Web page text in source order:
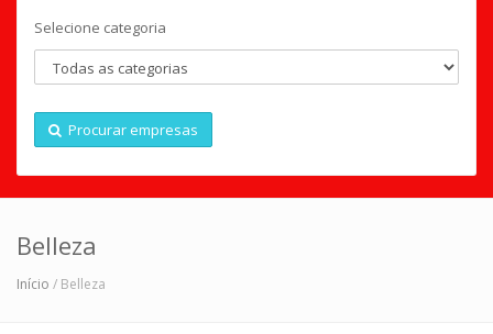
Selecione categoria
Procurar empresas
Belleza
Início / Belleza